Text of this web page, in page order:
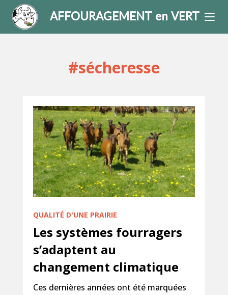
AFFOURAGEMENT en VERT
#sécheresse
QUALITÉ D'UNE PRAIRIE
Les systèmes fourragers
s’adaptent au
changement climatique
Ces dernières années ont été marquées